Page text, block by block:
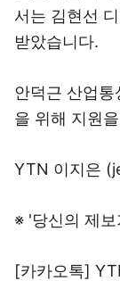
서는 김현선
받았습니다.
안덕근 산업
을 위해 지원
YTN 이지은
※ '당신의 제
[카카오톡]